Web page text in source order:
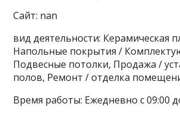
Сайт: nan
вид деятельности: Керамическая
Напольные покрытия /
Подвесные потолки, Продажа /
полов, Ремонт / отделка
Время работы: Ежедневно с 09:00